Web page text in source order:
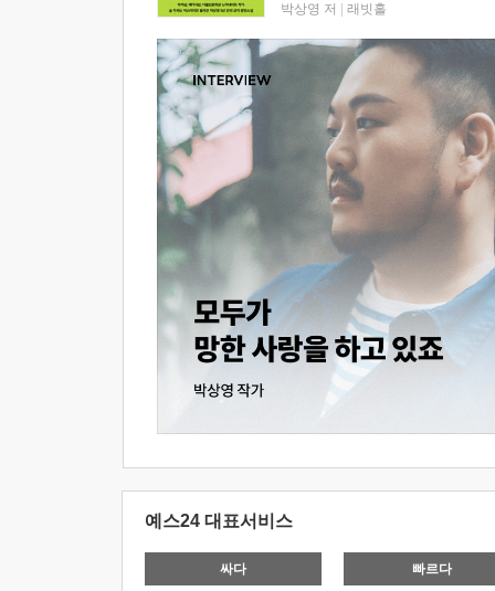
박상영 저 래빗홀
예스24 대표서비스
싸다 빠르다